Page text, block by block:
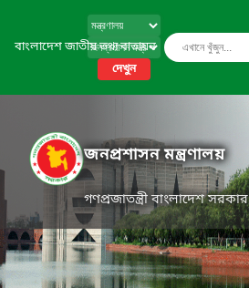
বাংলাদেশ জাতীয় তথ্য বাতায়ন
দেখুন
জনপ্রশাসন মন্ত্রণালয়
গণপ্রজাতন্ত্রী বাংলাদেশ সরকার